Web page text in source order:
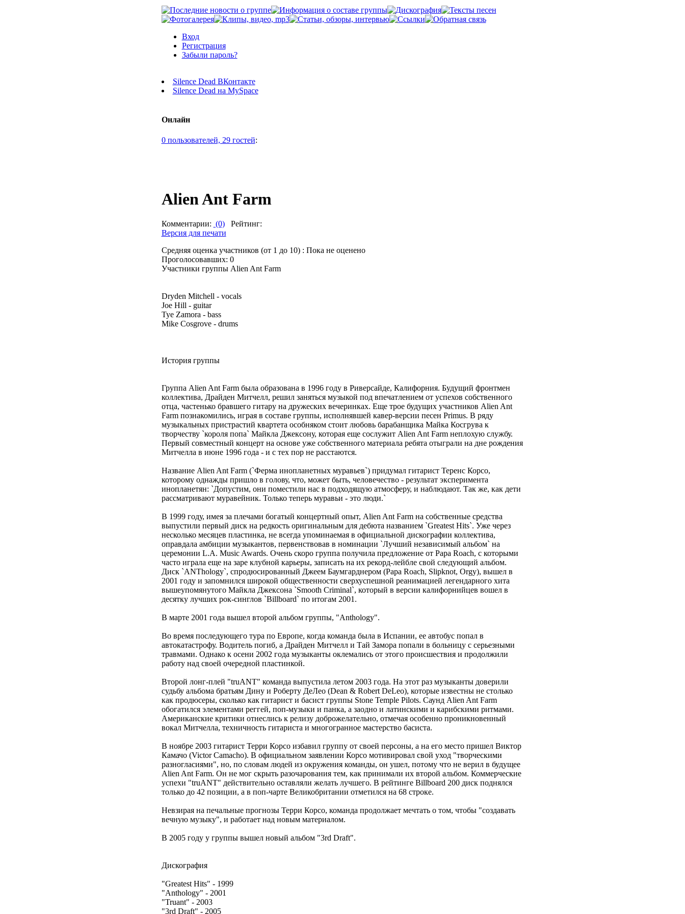
Вход
Регистрация
Забыли пароль?
Silence Dead ВКонтакте
Silence Dead на MySpace
Онлайн
0 пользователей, 29 гостей:
Alien Ant Farm
Комментарии: (0)Рейтинг:
Версия для печати
Средняя оценка участников (от 1 до 10) : Пока не оценено
Проголосовавших: 0
Участники группы Alien Ant Farm
Dryden Mitchell - vocals
Joe Hill - guitar
Tye Zamora - bass
Mike Cosgrove - drums
История группы
Группа Alien Ant Farm была образована в 1996 году в Риверсайде, Калифорния. Будущий фронтмен
коллектива, Драйден Митчелл, решил заняться музыкой под впечатлением от успехов собственного
отца, частенько бравшего гитару на дружеских вечеринках. Еще трое будущих участников Alien Ant
Farm познакомились, играя в составе группы, исполнявшей кавер-версии песен Primus. В ряду
музыкальных пристрастий квартета особняком стоит любовь барабанщика Майка Косгрува к
творчеству `короля попа` Майкла Джексону, которая еще сослужит Alien Ant Farm неплохую службу.
Первый совместный концерт на основе уже собственного материала ребята отыграли на дне рождения
Митчелла в июне 1996 года - и с тех пор не расстаются.
Название Alien Ant Farm (`Ферма инопланетных муравьев`) придумал гитарист Теренс Корсо,
которому однажды пришло в голову, что, может быть, человечество - результат эксперимента
инопланетян: `Допустим, они поместили нас в подходящую атмосферу, и наблюдают. Так же, как дети
рассматривают муравейник. Только теперь муравьи - это люди.`
В 1999 году, имея за плечами богатый концертный опыт, Alien Ant Farm на собственные средства
выпустили первый диск на редкость оригинальным для дебюта названием `Greatest Hits`. Уже через
несколько месяцев пластинка, не всегда упоминаемая в официальной дискографии коллектива,
оправдала амбиции музыкантов, первенствовав в номинации `Лучший независимый альбом` на
церемонии L.A. Music Awards. Очень скоро группа получила предложение от Papa Roach, с которыми
часто играла еще на заре клубной карьеры, записать на их рекорд-лейбле свой следующий альбом.
Диск `ANThology`, спродюсированный Джеем Баумгарднером (Papa Roach, Slipknot, Orgy), вышел в
2001 году и запомнился широкой общественности сверхуспешной реанимацией легендарного хита
вышеупомянутого Майкла Джексона `Smooth Criminal`, который в версии калифорнийцев вошел в
десятку лучших рок-синглов `Billboard` по итогам 2001.
В марте 2001 года вышел второй альбом группы, "Anthology".
Во время последующего тура по Европе, когда команда была в Испании, ее автобус попал в
автокатастрофу. Водитель погиб, а Драйден Митчелл и Тай Замора попали в больницу с серьезными
травмами. Однако к осени 2002 года музыканты оклемались от этого происшествия и продолжили
работу над своей очередной пластинкой.
Второй лонг-плей "truANT" команда выпустила летом 2003 года. На этот раз музыканты доверили
судьбу альбома братьям Дину и Роберту ДеЛео (Dean & Robert DeLeo), которые известны не столько
как продюсеры, сколько как гитарист и басист группы Stone Temple Pilots. Саунд Alien Ant Farm
обогатился элементами реггей, поп-музыки и панка, а заодно и латинскими и карибскими ритмами.
Американские критики отнеслись к релизу доброжелательно, отмечая особенно проникновенный
вокал Митчелла, техничность гитариста и многогранное мастерство басиста.
В ноябре 2003 гитарист Терри Корсо избавил группу от своей персоны, а на его место пришел Виктор
Камачо (Victor Camacho). В официальном заявлении Корсо мотивировал свой уход "творческими
разногласиями", но, по словам людей из окружения команды, он ушел, потому что не верил в будущее
Alien Ant Farm. Он не мог скрыть разочарования тем, как принимали их второй альбом. Коммерческие
успехи "truANT" действительно оставляли желать лучшего. В рейтинге Billboard 200 диск поднялся
только до 42 позиции, а в поп-чарте Великобритании отметился на 68 строке.
Невзирая на печальные прогнозы Терри Корсо, команда продолжает мечтать о том, чтобы "создавать
вечную музыку", и работает над новым материалом.
В 2005 году у группы вышел новый альбом "3rd Draft".
Дискография
"Greatest Hits" - 1999
"Anthology" - 2001
"Truant" - 2003
"3rd Draft" - 2005